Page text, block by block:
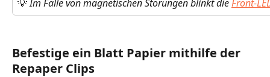
💡 Im Falle von magnetischen Störungen blinkt die Front-
Befestige ein Blatt Papier mithilfe der
Repaper Clips